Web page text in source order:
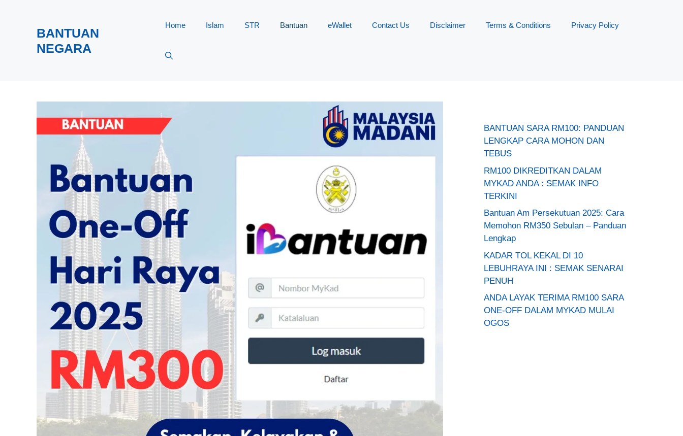
BANTUAN
NEGARA
Home Islam STR Bantuan eWallet Contact Us Disclaimer Terms & Conditions Privacy Policy
BANTUAN SARA RM100: PANDUAN
LENGKAP CARA MOHON DAN
TEBUS
RM100 DIKREDITKAN DALAM
MYKAD ANDA : SEMAK INFO
TERKINI
Bantuan Am Persekutuan 2025: Cara
Memohon RM350 Sebulan – Panduan
Lengkap
KADAR TOL KEKAL DI 10
LEBUHRAYA INI : SEMAK SENARAI
PENUH
ANDA LAYAK TERIMA RM100 SARA
ONE-OFF DALAM MYKAD MULAI
OGOS